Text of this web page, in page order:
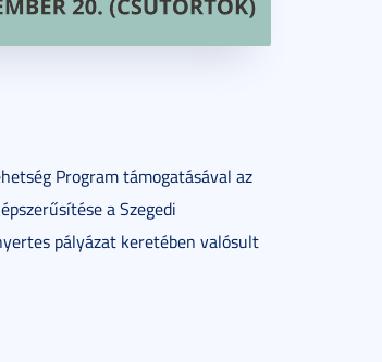
Program támogatásával az
a Szegedi
pályázat keretében valósult